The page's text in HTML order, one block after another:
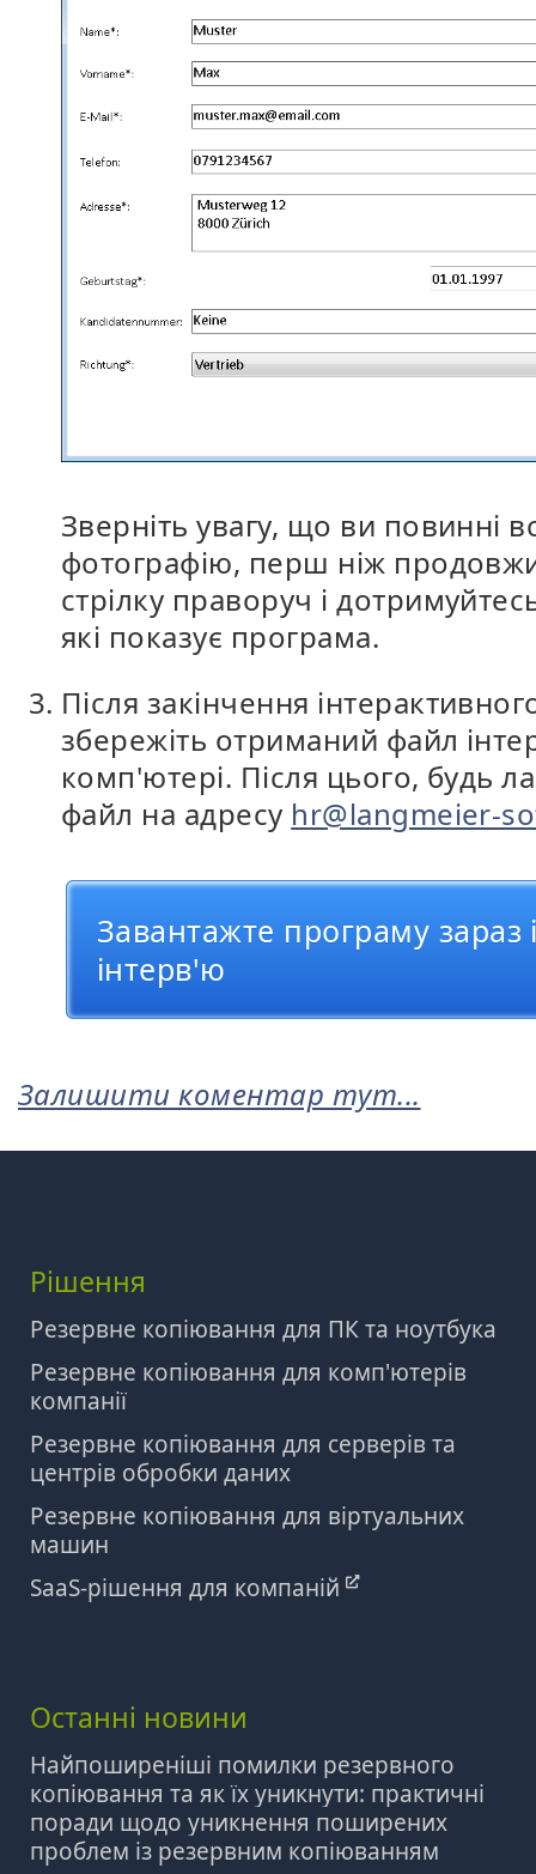
Зверніть увагу, що ви повинні
фотографію, перш ніж
стрілку праворуч і
які показує програма.
Після закінчення
збережіть отриманий файл
комп'ютері. Після цього, будь
файл на адресу hr@langmeier-
Завантажте програму зараз
інтерв'ю
Залишити коментар тут...
Рішення
Резервне копіювання для ПК та ноутбука
Резервне копіювання для комп'ютерів
компанії
Резервне копіювання для серверів та
центрів обробки даних
Резервне копіювання для віртуальних
машин
SaaS-рішення для компаній
Останні новини
Найпоширеніші помилки резервного
копіювання та як їх уникнути: практичні
поради щодо уникнення поширених
проблем із резервним копіюванням